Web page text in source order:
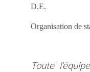
D.E.
Organisation de
Toute